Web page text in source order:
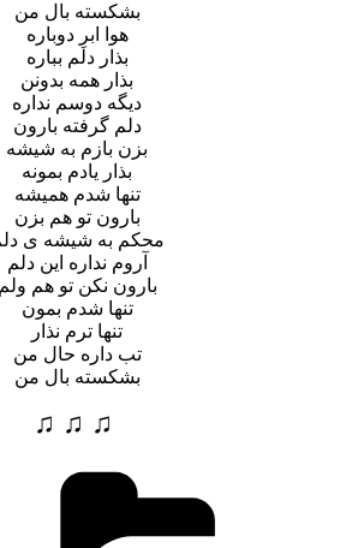
بشکسته بال من
هوا ابرِ دوباره
بذار دلم بباره
بذار همه بدونن
دیگه دوسم نداره
دلم گرفته بارون
بزن بازم به شیشه
بذار یادم بمونه
تنها شدم همیشه
بارون تو هم بزن
محکم به شیشه ی دلم
آروم نداره این دلم
بارون نکن تو هم ولم
تنها شدم بمون
تنها ترم نذار
تب داره حال من
بشکسته بال من
♫ ♫ ♫